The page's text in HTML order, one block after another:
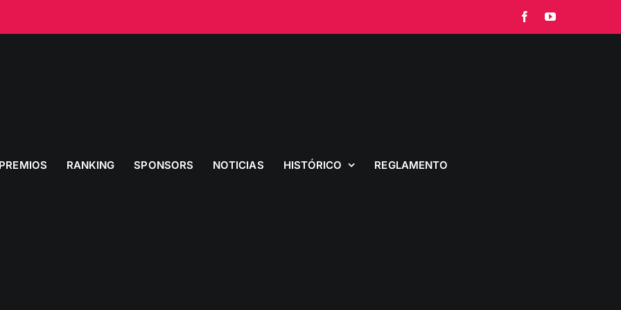
FacebookYouTube
PREMIOS RANKING SPONSORS NOTICIAS HISTÓRICO REGLAMENTO